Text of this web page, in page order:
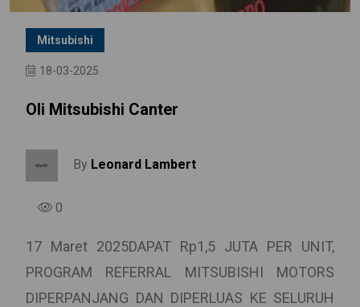
Mitsubishi
18-03-2025
Oli Mitsubishi Canter
By Leonard Lambert
0
17 Maret 2025DAPAT Rp1,5 JUTA PER UNIT,
PROGRAM REFERRAL MITSUBISHI MOTORS
DIPERPANJANG DAN DIPERLUAS KE SELURUH